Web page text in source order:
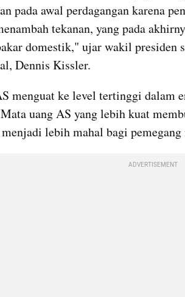
pada awal perdagangan karena
tekanan, yang pada
domestik," ujar wakil presiden
Dennis Kissler.
menguat ke level tertinggi dalam
uang AS yang lebih kuat
lebih mahal bagi pemegang
ADVERTISEMENT